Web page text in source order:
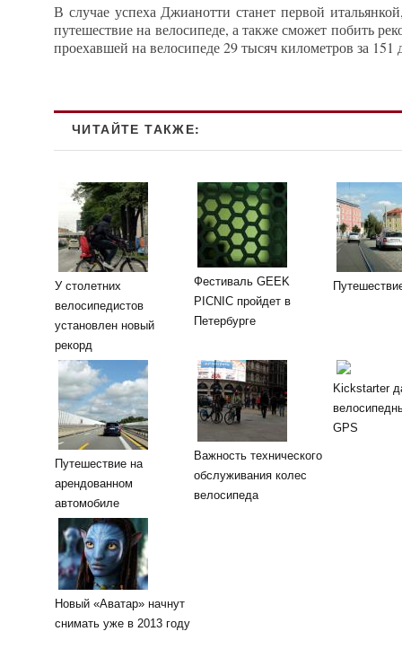
В случае успеха Джианотти станет первой
путешествие на велосипеде, а также сможет побить
проехавшей на велосипеде 29 тысяч километров за 151
ЧИТАЙТЕ ТАКЖЕ:
У столетних
велосипедистов
установлен новый
рекорд
Фестиваль GEEK
PICNIC пройдет в
Петербурге
Путешествие на
арендованном
автомобиле
Важность технического
обслуживания колес
велосипеда
Kickstarter
GPS
Новый «Аватар» начнут
снимать уже в 2013 году